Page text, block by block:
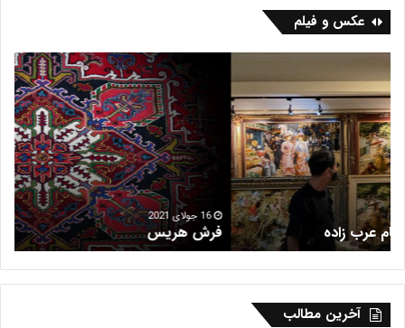
عکس و فیلم
ر
ش
ه
ر
ی
س
16 جولای 2021
فرش هریس
ر
ی
آخرین مطالب